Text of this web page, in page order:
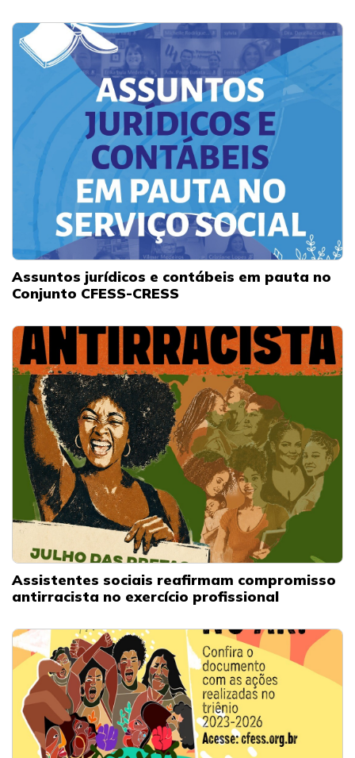
Assuntos jurídicos e contábeis em pauta no
Conjunto CFESS-CRESS
Assistentes sociais reafirmam compromisso
antirracista no exercício profissional